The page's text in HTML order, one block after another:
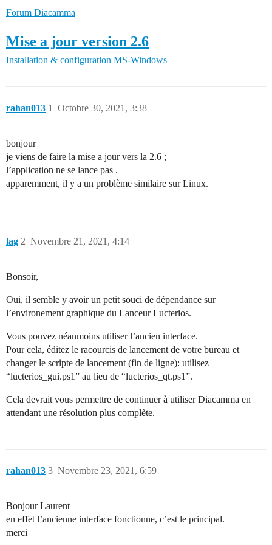
Forum Diacamma
Mise a jour version 2.6
Installation & configuration MS-Windows
rahan013 Octobre 30, 2021, 3:38
1
bonjour
je viens de faire la mise a jour vers la 2.6 ;
l’application ne se lance pas .
apparemment, il y a un problème similaire sur Linux.
lag Novembre 21, 2021, 4:14
2
Bonsoir,
Oui, il semble y avoir un petit souci de dépendance sur
l’environement graphique du Lanceur Lucterios.
Vous pouvez néanmoins utiliser l’ancien interface.
Pour cela, éditez le racourcis de lancement de votre bureau et
changer le scripte de lancement (fin de ligne): utilisez
“lucterios_gui.ps1” au lieu de “lucterios_qt.ps1”.
Cela devrait vous permettre de continuer à utiliser Diacamma en
attendant une résolution plus complète.
rahan013 Novembre 23, 2021, 6:59
3
Bonjour Laurent
en effet l’ancienne interface fonctionne, c’est le principal.
merci